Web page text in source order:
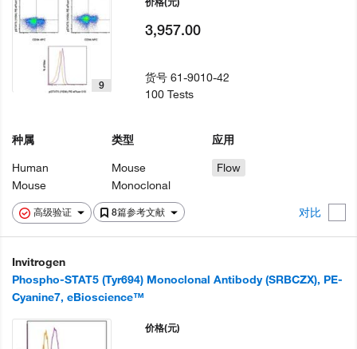
高级验证 8篇参考文献 对比
9
种属
Human
Mouse
类型
Mouse
Monoclonal
应用
Flow
3,957.00
货号61-9010-42
100 Tests
Invitrogen
Phospho-STAT5 (Tyr694) Monoclonal Antibody (SRBCZX), PE-
Cyanine7, eBioscience™
价格(元)